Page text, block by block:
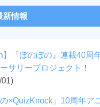
新情報
】『ぼのぼの』連載40周
サリープロジェクト！
01)
の×QuizKnock」10周年ア